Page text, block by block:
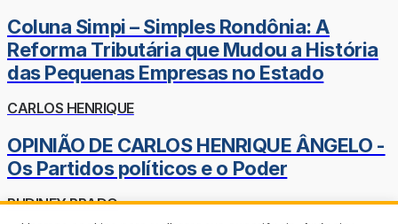
Coluna Simpi – Simples Rondônia: A
Reforma Tributária que Mudou a História
das Pequenas Empresas no Estado
CARLOS HENRIQUE
OPINIÃO DE CARLOS HENRIQUE ÂNGELO -
Os Partidos políticos e o Poder
RUDINEY PRADO